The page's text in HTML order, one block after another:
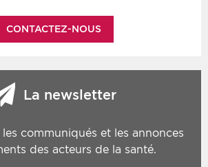
CONTACTEZ-NOUS
La newsletter
les communiqués et les annonces
des acteurs de la santé.